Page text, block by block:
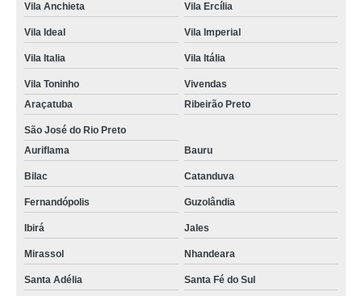
Vila Anchieta Vila Ercília
Vila Ideal Vila Imperial
Vila Italia Vila Itália
Vila Toninho
Vivendas
Araçatuba
Ribeirão Preto
São José do Rio Preto
Auriflama
Bauru
Bilac Catanduva
Fernandópolis Guzolândia
Ibirá Jales
Mirassol Nhandeara
Santa Adélia Santa Fé do Sul